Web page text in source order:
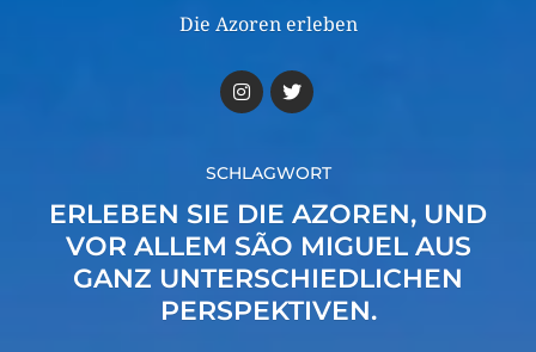
Die Azoren erleben
SCHLAGWORT
ERLEBEN SIE DIE AZOREN, UND
VOR ALLEM SÃO MIGUEL AUS
GANZ UNTERSCHIEDLICHEN
PERSPEKTIVEN.